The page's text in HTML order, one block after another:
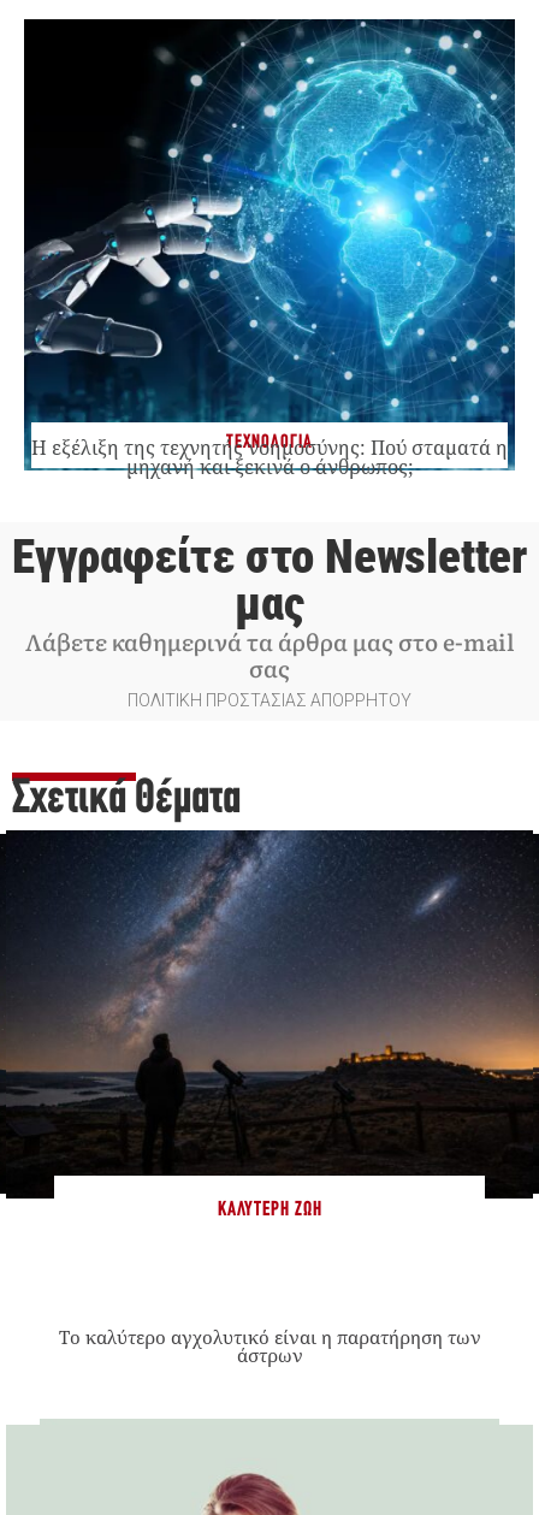
ΤΕΧΝΟΛΟΓΙΑ
Η εξέλιξη της τεχνητής νοημοσύνης: Πού σταματά η
μηχανή και ξεκινά ο άνθρωπος;
Εγγραφείτε στο Newsletter
μας
Λάβετε καθημερινά τα άρθρα μας στο e-mail
σας
ΠΟΛΙΤΙΚΗ ΠΡΟΣΤΑΣΙΑΣ ΑΠΟΡΡΗΤΟΥ
Σχετικά Θέματα
ΚΑΛΎΤΕΡΗ ΖΩΉ
Το καλύτερο αγχολυτικό είναι η παρατήρηση των
άστρων